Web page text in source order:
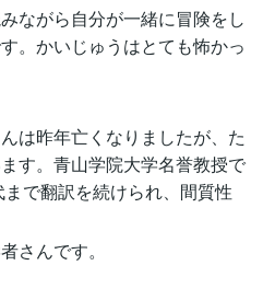
ながら自分が一緒に冒険をし
。かいじゅうはとても怖かっ
は昨年亡くなりましたが、た
す。青山学院大学名誉教授で
で翻訳を続けられ、間質性
さんです。